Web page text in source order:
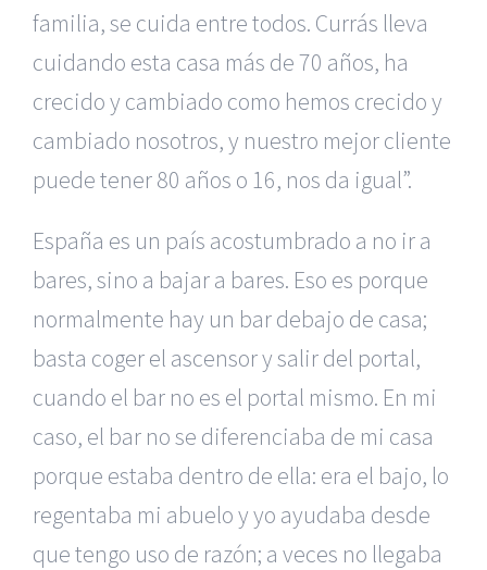
familia, se cuida entre todos. Currás lleva
cuidando esta casa más de 70 años, ha
crecido y cambiado como hemos crecido y
cambiado nosotros, y nuestro mejor cliente
puede tener 80 años o 16, nos da igual”.
España es un país acostumbrado a no ir a
bares, sino a bajar a bares. Eso es porque
normalmente hay un bar debajo de casa;
basta coger el ascensor y salir del portal,
cuando el bar no es el portal mismo. En mi
caso, el bar no se diferenciaba de mi casa
porque estaba dentro de ella: era el bajo, lo
regentaba mi abuelo y yo ayudaba desde
que tengo uso de razón; a veces no llegaba